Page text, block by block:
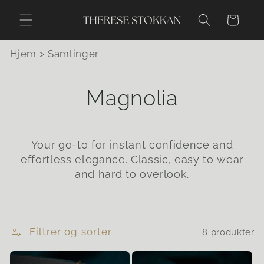
til
innholdet
Handlekurv
Hjem > Samlinger
S
m
l
n
g
Magnolia
Your go-to for instant confidence and
effortless elegance. Classic, easy to wear
and hard to overlook.
Filtrer og sorter 8 produkter